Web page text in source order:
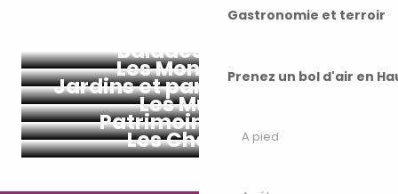
Gastronomie et terroir
Prenez un bol d'air en
A pied
Balades en ville
Les Monuments
Jardins et parcs animaliers
Les Musées
Patrimoine naturel
Les Châteaux